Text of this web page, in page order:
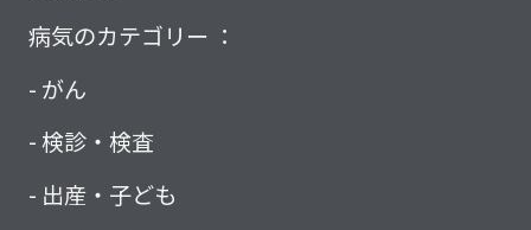
病気のカテゴリー ：
がん
検診・検査
出産・子ども